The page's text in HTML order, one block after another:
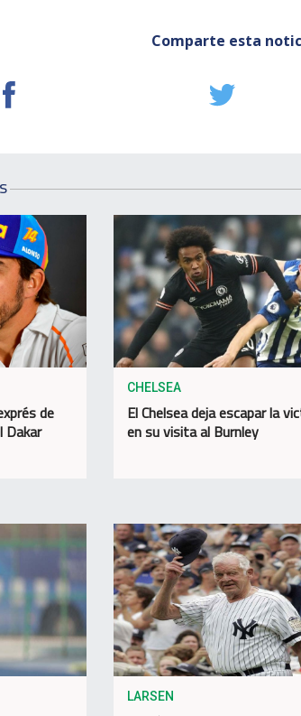
Comparte esta
de
Dakar
CHELSEA
El Chelsea deja escapar la
en su visita al Burnley
LARSEN